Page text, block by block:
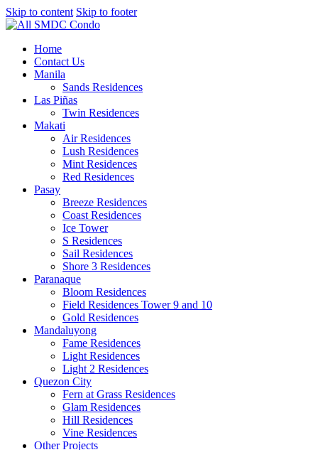
Skip to content Skip to footer
Home
Contact Us
Manila
Sands Residences
Las Piñas
Twin Residences
Makati
Air Residences
Lush Residences
Mint Residences
Red Residences
Pasay
Breeze Residences
Coast Residences
Ice Tower
S Residences
Sail Residences
Shore 3 Residences
Paranaque
Bloom Residences
Field Residences Tower 9 and 10
Gold Residences
Mandaluyong
Fame Residences
Light Residences
Light 2 Residences
Quezon City
Fern at Grass Residences
Glam Residences
Hill Residences
Vine Residences
Other Projects